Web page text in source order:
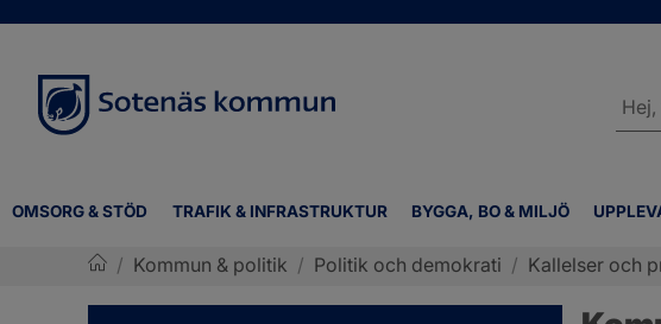
OMSORG & STÖD TRAFIK & INFRASTRUKTUR BYGGA, BO & MILJÖ
/ Kommun & politik / Politik och demokrati / Kallelser och